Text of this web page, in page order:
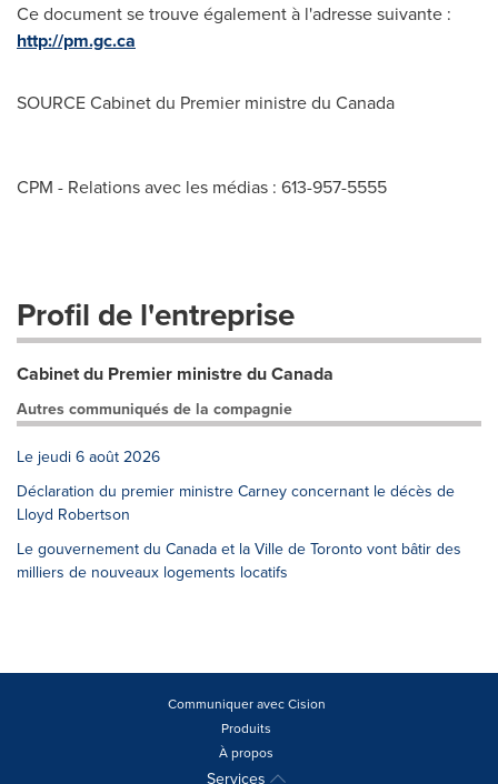
Ce document se trouve également à l'adresse suivante :
http://pm.gc.ca
SOURCE Cabinet du Premier ministre du Canada
CPM - Relations avec les médias : 613-957-5555
Profil de l'entreprise
Cabinet du Premier ministre du Canada
Autres communiqués de la compagnie
Le jeudi 6 août 2026
Déclaration du premier ministre Carney concernant le décès de
Lloyd Robertson
Le gouvernement du Canada et la Ville de Toronto vont bâtir des
milliers de nouveaux logements locatifs
Communiquer avec Cision
Produits
À propos
Services